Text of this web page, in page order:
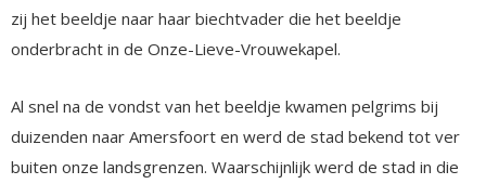
zij het beeldje naar haar biechtvader die het beeldje
onderbracht in de Onze-Lieve-Vrouwekapel.
Al snel na de vondst van het beeldje kwamen pelgrims bij
duizenden naar Amersfoort en werd de stad bekend tot ver
buiten onze landsgrenzen. Waarschijnlijk werd de stad in die